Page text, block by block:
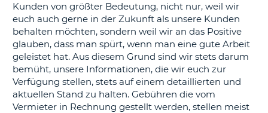
Kunden von größter Bedeutung, nicht nur, weil wir
euch auch gerne in der Zukunft als unsere Kunden
behalten möchten, sondern weil wir an das Positive
glauben, dass man spürt, wenn man eine gute Arbeit
geleistet hat. Aus diesem Grund sind wir stets darum
bemüht, unsere Informationen, die wir euch zur
Verfügung stellen, stets auf einem detaillierten und
aktuellen Stand zu halten. Gebühren die vom
Vermieter in Rechnung gestellt werden, stellen meist